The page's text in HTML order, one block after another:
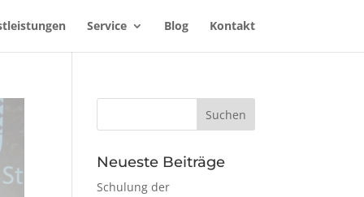
Service Blog Kontakt
Neueste Beiträge
Schulung der